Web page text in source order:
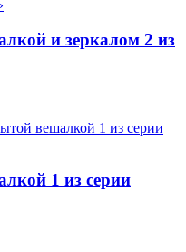
и зеркалом 2 из
1 из серии